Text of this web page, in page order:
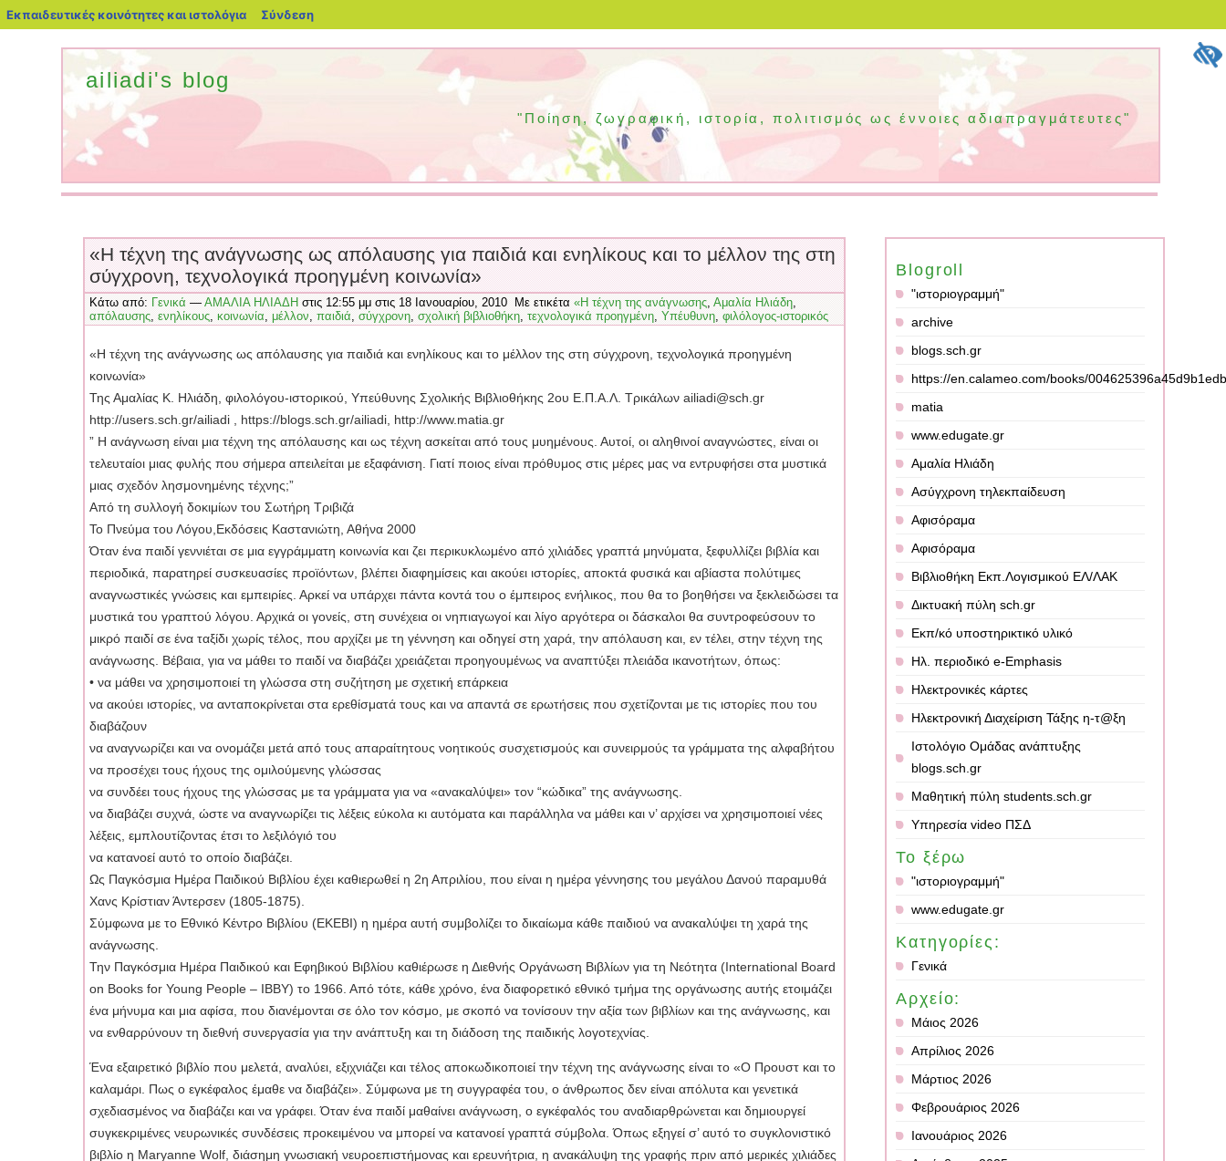
Εκπαιδευτικές κοινότητες και ιστολόγια blogs.sch.gr
Σύνδεση
ailiadi's blog
"Ποίηση, ζωγραφική, ιστορία, πολιτισμός ως έννοιες αδιαπραγμάτευτες"
«Η τέχνη της ανάγνωσης ως απόλαυσης για παιδιά και ενηλίκους και το μέλλον της στη
σύγχρονη, τεχνολογικά προηγμένη κοινωνία»
Κάτω από: Γενικά —ΑΜΑΛΙΑ ΗΛΙΑΔΗ στις 12:55 μμ στις 18 Ιανουαρίου, 2010 Με ετικέτα«Η τέχνη της ανάγνωσης,Αμαλία Ηλιάδη,
απόλαυσης,ενηλίκους,κοινωνία,μέλλον,παιδιά,σύγχρονη,σχολική βιβλιοθήκη,τεχνολογικά προηγμένη,Υπέυθυνη,φιλόλογος-ιστορικός
«Η τέχνη της ανάγνωσης ως απόλαυσης για παιδιά και ενηλίκους και το μέλλον της στη σύγχρονη, τεχνολογικά προηγμένη
κοινωνία»
Της Αμαλίας Κ. Ηλιάδη, φιλολόγου-ιστορικού, Υπεύθυνης Σχολικής Βιβλιοθήκης 2ου Ε.Π.Α.Λ. Τρικάλων ailiadi@sch.gr
http://users.sch.gr/ailiadi , https://blogs.sch.gr/ailiadi, http://www.matia.gr
” Η ανάγνωση είναι μια τέχνη της απόλαυσης και ως τέχνη ασκείται από τους μυημένους. Αυτοί, οι αληθινοί αναγνώστες, είναι οι
τελευταίοι μιας φυλής που σήμερα απειλείται με εξαφάνιση. Γιατί ποιος είναι πρόθυμος στις μέρες μας να εντρυφήσει στα μυστικά
μιας σχεδόν λησμονημένης τέχνης;”
Από τη συλλογή δοκιμίων του Σωτήρη Τριβιζά
Το Πνεύμα του Λόγου,Εκδόσεις Καστανιώτη, Αθήνα 2000
Όταν ένα παιδί γεννιέται σε μια εγγράμματη κοινωνία και ζει περικυκλωμένο από χιλιάδες γραπτά μηνύματα, ξεφυλλίζει βιβλία και
περιοδικά, παρατηρεί συσκευασίες προϊόντων, βλέπει διαφημίσεις και ακούει ιστορίες, αποκτά φυσικά και αβίαστα πολύτιμες
αναγνωστικές γνώσεις και εμπειρίες. Αρκεί να υπάρχει πάντα κοντά του ο έμπειρος ενήλικος, που θα το βοηθήσει να ξεκλειδώσει τα
μυστικά του γραπτού λόγου. Αρχικά οι γονείς, στη συνέχεια οι νηπιαγωγοί και λίγο αργότερα οι δάσκαλοι θα συντροφεύσουν το
μικρό παιδί σε ένα ταξίδι χωρίς τέλος, που αρχίζει με τη γέννηση και οδηγεί στη χαρά, την απόλαυση και, εν τέλει, στην τέχνη της
ανάγνωσης. Βέβαια, για να μάθει το παιδί να διαβάζει χρειάζεται προηγουμένως να αναπτύξει πλειάδα ικανοτήτων, όπως:
• να μάθει να χρησιμοποιεί τη γλώσσα στη συζήτηση με σχετική επάρκεια
να ακούει ιστορίες, να ανταποκρίνεται στα ερεθίσματά τους και να απαντά σε ερωτήσεις που σχετίζονται με τις ιστορίες που του
διαβάζουν
να αναγνωρίζει και να ονομάζει μετά από τους απαραίτητους νοητικούς συσχετισμούς και συνειρμούς τα γράμματα της αλφαβήτου
να προσέχει τους ήχους της ομιλούμενης γλώσσας
να συνδέει τους ήχους της γλώσσας με τα γράμματα για να «ανακαλύψει» τον “κώδικα” της ανάγνωσης.
να διαβάζει συχνά, ώστε να αναγνωρίζει τις λέξεις εύκολα κι αυτόματα και παράλληλα να μάθει και ν’ αρχίσει να χρησιμοποιεί νέες
λέξεις, εμπλουτίζοντας έτσι το λεξιλόγιό του
να κατανοεί αυτό το οποίο διαβάζει.
Ως Παγκόσμια Ημέρα Παιδικού Βιβλίου έχει καθιερωθεί η 2η Απριλίου, που είναι η ημέρα γέννησης του μεγάλου Δανού παραμυθά
Χανς Κρίστιαν Άντερσεν (1805-1875).
Σύμφωνα με το Εθνικό Κέντρο Βιβλίου (ΕΚΕΒΙ) η ημέρα αυτή συμβολίζει το δικαίωμα κάθε παιδιού να ανακαλύψει τη χαρά της
ανάγνωσης.
Την Παγκόσμια Ημέρα Παιδικού και Εφηβικού Βιβλίου καθιέρωσε η Διεθνής Οργάνωση Βιβλίων για τη Νεότητα (Ιnternational Board
on Books for Young People – ΙΒΒΥ) το 1966. Από τότε, κάθε χρόνο, ένα διαφορετικό εθνικό τμήμα της οργάνωσης αυτής ετοιμάζει
ένα μήνυμα και μια αφίσα, που διανέμονται σε όλο τον κόσμο, με σκοπό να τονίσουν την αξία των βιβλίων και της ανάγνωσης, και
να ενθαρρύνουν τη διεθνή συνεργασία για την ανάπτυξη και τη διάδοση της παιδικής λογοτεχνίας.
Ένα εξαιρετικό βιβλίο που μελετά, αναλύει, εξιχνιάζει και τέλος αποκωδικοποιεί την τέχνη της ανάγνωσης είναι το «Ο Προυστ και το
καλαμάρι. Πως ο εγκέφαλος έμαθε να διαβάζει». Σύμφωνα με τη συγγραφέα του, ο άνθρωπος δεν είναι απόλυτα και γενετικά
σχεδιασμένος να διαβάζει και να γράφει. Όταν ένα παιδί μαθαίνει ανάγνωση, ο εγκέφαλός του αναδιαρθρώνεται και δημιουργεί
συγκεκριμένες νευρωνικές συνδέσεις προκειμένου να μπορεί να κατανοεί γραπτά σύμβολα. Όπως εξηγεί σ’ αυτό το συγκλονιστικό
βιβλίο η Maryanne Wolf, διάσημη γνωσιακή νευροεπιστήμονας και ερευνήτρια, η ανακάλυψη της γραφής πριν από μερικές χιλιάδες
Blogroll
"ιστοριογραμμή"
archive
blogs.sch.gr
https://en.calameo.com/books/
matia
www.edugate.gr
Αμαλία Ηλιάδη
Ασύγχρονη τηλεκπαίδευση
Αφισόραμα
Αφισόραμα
Βιβλιοθήκη Εκπ.Λογισμικού ΕΛ/ΛΑΚ
Δικτυακή πύλη sch.gr
Εκπ/κό υποστηρικτικό υλικό
Ηλ. περιοδικό e-Emphasis
Ηλεκτρονικές κάρτες
Ηλεκτρονική Διαχείριση Τάξης η-τ@ξη
Ιστολόγιο Ομάδας ανάπτυξης
blogs.sch.gr
Μαθητική πύλη students.sch.gr
Υπηρεσία video ΠΣΔ
Το ξέρω
"ιστοριογραμμή"
www.edugate.gr
Κατηγορίες:
Γενικά
Αρχείο:
Μάιος 2026
Απρίλιος 2026
Μάρτιος 2026
Φεβρουάριος 2026
Ιανουάριος 2026